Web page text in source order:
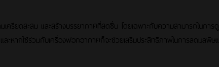
รียดสะสม และสร้างบรรยากาศที่สดชื่น โดยเฉพาะกับความสามารถในการ
หากใช้ร่วมกับเครื่องฟอกอากาศก็จะช่วยเสริมประสิทธิภาพในการลดมลพิษแ